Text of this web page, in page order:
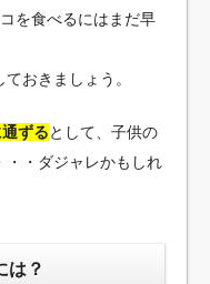
を食べるにはまだ早
おきましょう。
ずるとして、子供の
・・ダジャレかもしれ
は？